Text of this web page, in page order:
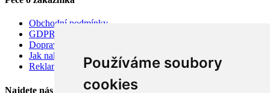
Používáme soubory
cookies
Obchodní podmínky
GDPR
Doprava
Jak nakupovat
Reklamace
Najdete nás